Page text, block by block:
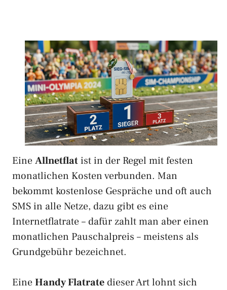
EineAllnetflatist in der Regel mit festen
monatlichen Kosten verbunden. Man
bekommt kostenlose Gespräche und oft auch
SMS in alle Netze, dazu gibt es eine
Internetflatrate – dafür zahlt man aber einen
monatlichen Pauschalpreis – meistens als
Grundgebühr bezeichnet.
EineHandy Flatrate dieser Art lohnt sich